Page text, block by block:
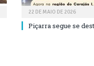
22 DE MAIO DE 2026
Piçarra segue se